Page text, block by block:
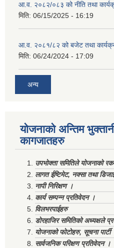
आ.व. २०८२/०८३ को नीति तथा
मिति: 06/15/2025 - 16:19
आ.व. २०८१/८२ को बजेट तथा
मिति: 06/24/2024 - 17:09
अन्य
योजनाको अन्तिम
कागजातहरु
उपभोक्ता समितिले योजनाको
लागत ईष्टिमेट, नक्सा तथा
नापी निरिक्षण ।
कार्य सम्पन्न प्रतिवेदन ।
विलभरपाईहरु
डोरहाजिर समितिको अध्यक्षले
योजनाको फोटोहरु, सूचना पार्टी
सार्वजनिक परिक्षण प्रतिवेदन ।